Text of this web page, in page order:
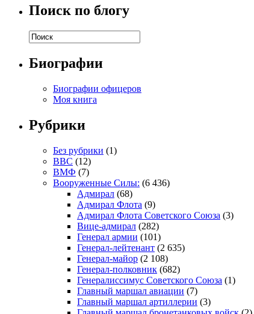
Поиск по блогу
Биографии
Биографии офицеров
Моя книга
Рубрики
Без рубрики (1)
ВВС (12)
ВМФ (7)
Вооруженные Силы: (6 436)
Адмирал (68)
Адмирал Флота (9)
Адмирал Флота Советского Союза (3)
Вице-адмирал (282)
Генерал армии (101)
Генерал-лейтенант (2 635)
Генерал-майор (2 108)
Генерал-полковник (682)
Генералиссимус Советского Союза (1)
Главный маршал авиации (7)
Главный маршал артиллерии (3)